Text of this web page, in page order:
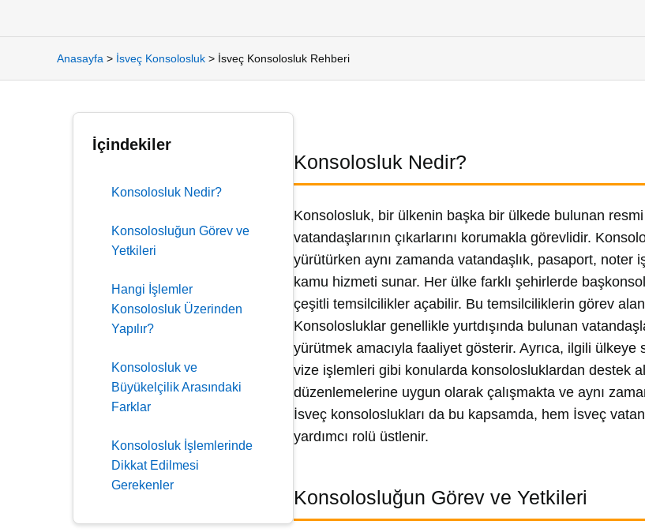
Anasayfa > İsveç Konsolosluk > İsveç Konsolosluk Rehberi
İçindekiler
Konsolosluk Nedir?
Konsolosluğun Görev ve
Yetkileri
Hangi İşlemler
Konsolosluk Üzerinden
Yapılır?
Konsolosluk ve
Büyükelçilik Arasındaki
Farklar
Konsolosluk İşlemlerinde
Dikkat Edilmesi
Gerekenler
Konsolosluk Nedir?
Konsolosluk, bir ülkenin başka bir ülkede bulunan
vatandaşlarının çıkarlarını korumakla görevlidir.
yürütürken aynı zamanda vatandaşlık, pasaport,
kamu hizmeti sunar. Her ülke farklı şehirlerde
çeşitli temsilcilikler açabilir. Bu temsilciliklerin görev
Konsolosluklar genellikle yurtdışında bulunan
yürütmek amacıyla faaliyet gösterir. Ayrıca, ilgili
vize işlemleri gibi konularda konsolosluklardan destek
düzenlemelerine uygun olarak çalışmakta ve aynı
İsveç konsoloslukları da bu kapsamda, hem İsveç
yardımcı rolü üstlenir.
Konsolosluğun Görev ve Yetkileri